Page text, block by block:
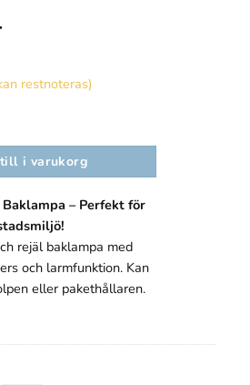
restnoteras)
med blinkers mängd
i varukorg
– Perfekt för
rejäl baklampa med
och larmfunktion. Kan
eller pakethållaren.